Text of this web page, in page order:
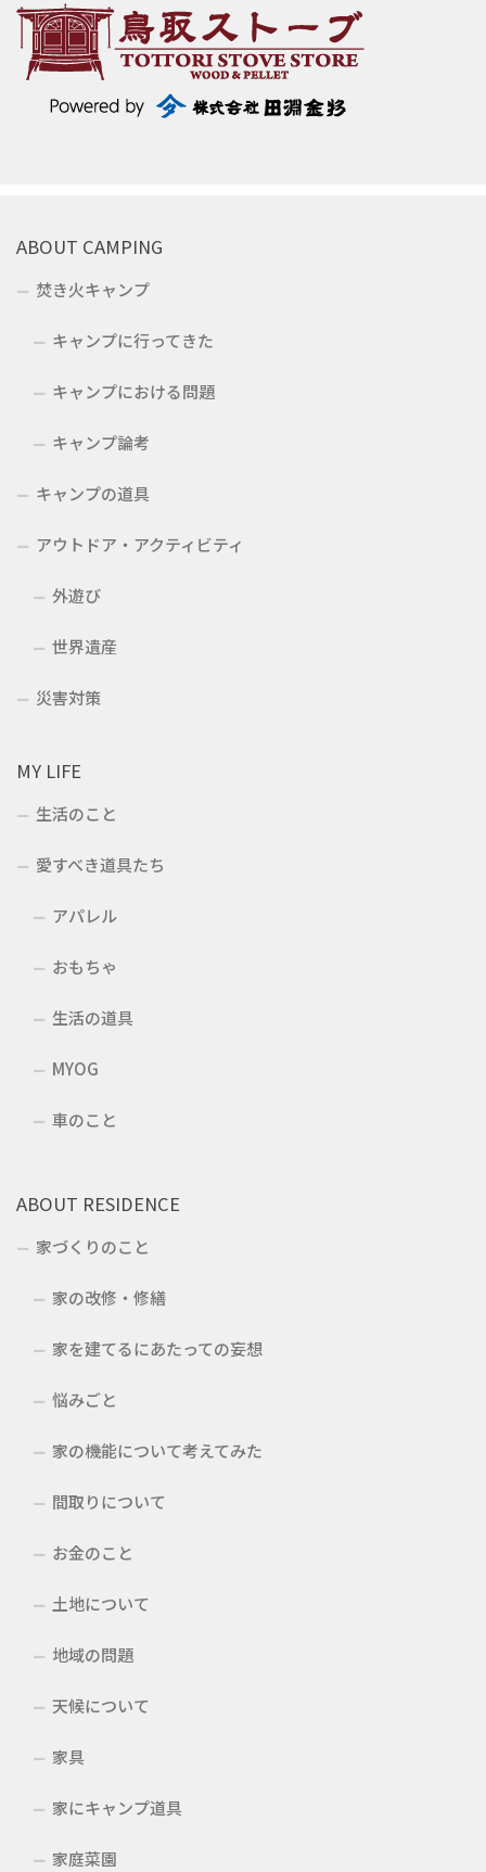
ABOUT CAMPING
焚き火キャンプ
キャンプに行ってきた
キャンプにおける問題
キャンプ論考
キャンプの道具
アウトドア・アクティビティ
外遊び
世界遺産
災害対策
MY LIFE
生活のこと
愛すべき道具たち
アパレル
おもちゃ
生活の道具
MYOG
車のこと
ABOUT RESIDENCE
家づくりのこと
家の改修・修繕
家を建てるにあたっての妄想
悩みごと
家の機能について考えてみた
間取りについて
お金のこと
土地について
地域の問題
天候について
家具
家にキャンプ道具
家庭菜園